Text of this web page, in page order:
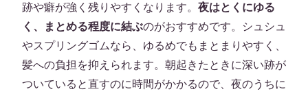
跡や癖が強く残りやすくなります。 夜はとくにゆる
く、まとめる程度に結ぶのがおすすめです。シュシュ
やスプリングゴムなら、ゆるめでもまとまりやすく、
髪への負担を抑えられます。朝起きたときに深い跡が
ついていると直すのに時間がかかるので、夜のうちに